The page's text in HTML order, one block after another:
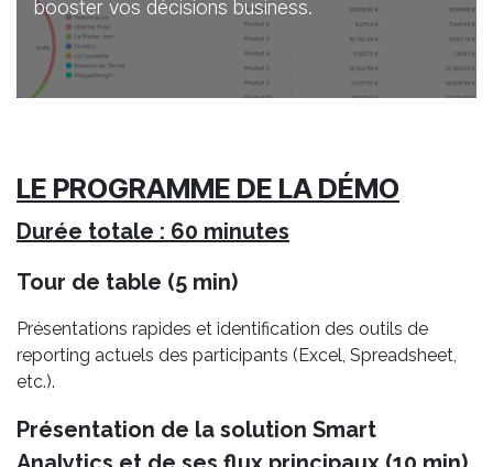
booster vos décisions business.
LE PROGRAMME DE LA DÉMO
Durée totale : 60 minutes
Tour de table (5 min)
Présentations rapides et identification des outils de
reporting actuels des participants (Excel, Spreadsheet,
etc.).
Présentation de la solution Smart